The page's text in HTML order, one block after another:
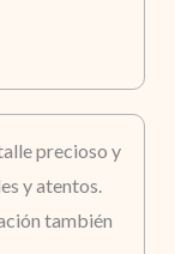
precioso y
y atentos.
también